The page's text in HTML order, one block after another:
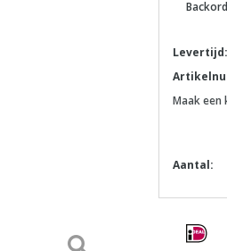
Levertijd:
Maak een
Aantal: